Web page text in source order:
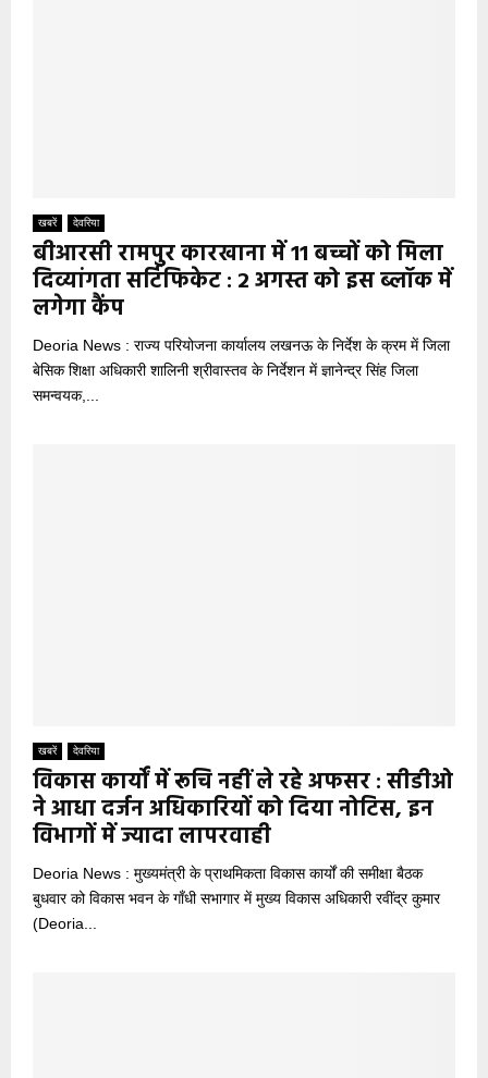
खबरें देवरिया
बीआरसी रामपुर कारखाना में 11 बच्चों को मिला
दिव्यांगता सर्टिफिकेट : 2 अगस्त को इस ब्लॉक में
लगेगा कैंप
Deoria News : राज्य परियोजना कार्यालय लखनऊ के निर्देश के क्रम में जिला
बेसिक शिक्षा अधिकारी शालिनी श्रीवास्तव के निर्देशन में ज्ञानेन्द्र सिंह जिला
समन्वयक,...
खबरें देवरिया
विकास कार्यों में रूचि नहीं ले रहे अफसर : सीडीओ
ने आधा दर्जन अधिकारियों को दिया नोटिस, इन
विभागों में ज्यादा लापरवाही
Deoria News : मुख्यमंत्री के प्राथमिकता विकास कार्यों की समीक्षा बैठक
बुधवार को विकास भवन के गाँधी सभागार में मुख्य विकास अधिकारी रवींद्र कुमार
(Deoria...